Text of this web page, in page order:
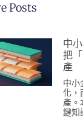
Posts
中
把
產
中小
化，
產。
鍵知